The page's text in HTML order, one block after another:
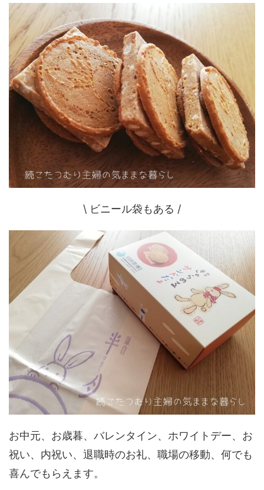
\ ビニール袋もある /
お中元、お歳暮、バレンタイン、ホワイトデー、お
祝い、内祝い、退職時のお礼、職場の移動、何でも
喜んでもらえます。